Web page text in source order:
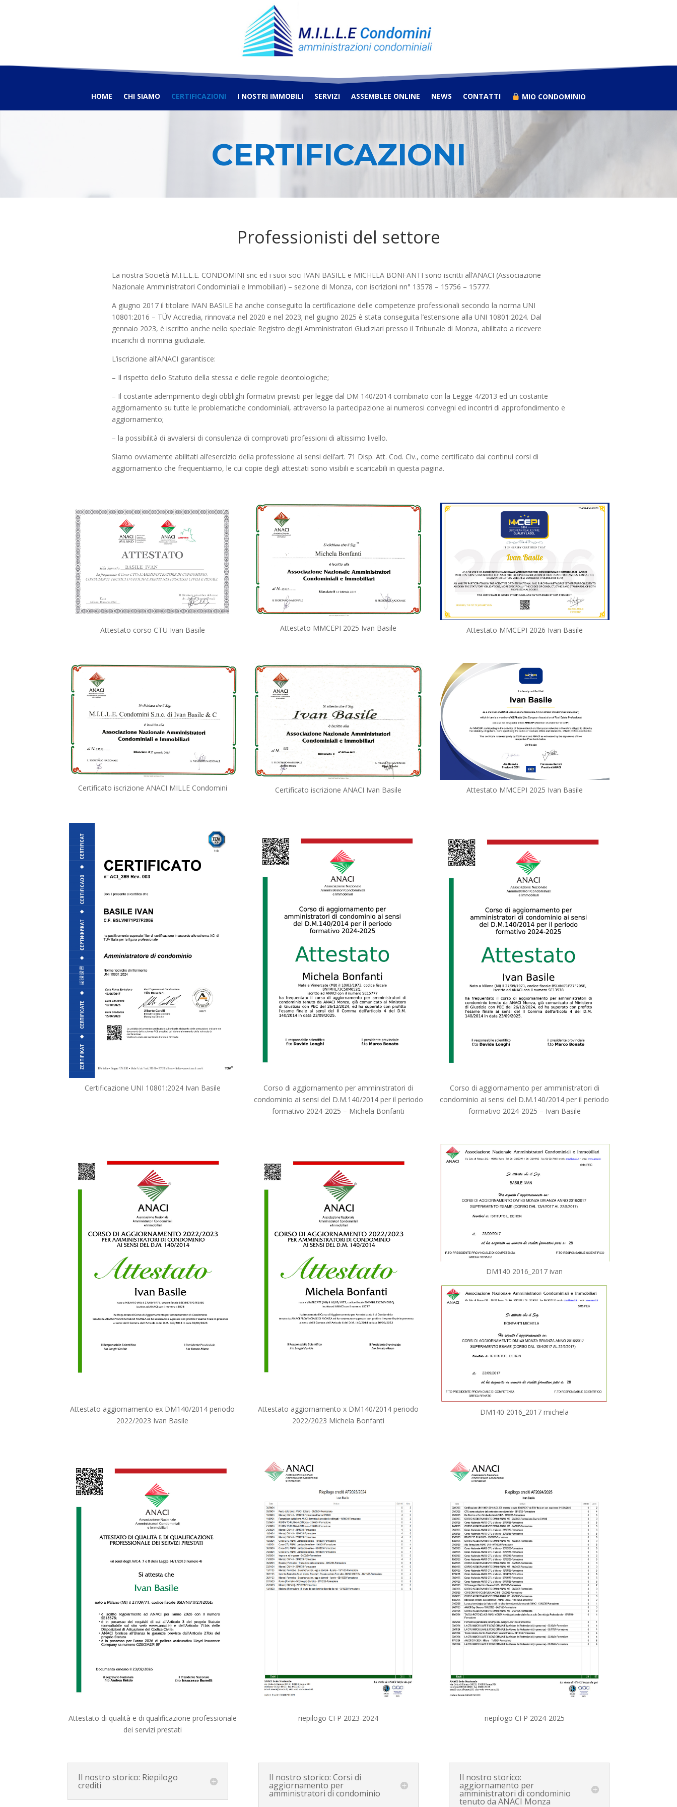
HOME CHI SIAMO CERTIFICAZIONI I NOSTRI IMMOBILI SERVIZI ASSEMBLEE ONLINE NEWS CONTATTI MIO CONDOMINIO
CERTIFICAZIONI
Professionisti del settore
La nostra Società M.I.L.L.E. CONDOMINI snc ed i suoi soci IVAN BASILE e MICHELA BONFANTI sono iscritti all’ANACI (Associazione
Nazionale Amministratori Condominiali e Immobiliari) – sezione di Monza, con iscrizioni nn° 13578 – 15756 – 15777.
A giugno 2017 il titolare IVAN BASILE ha anche conseguito la certificazione delle competenze professionali secondo la norma UNI
10801:2016 – TÜV Accredia, rinnovata nel 2020 e nel 2023; nel giugno 2025 è stata conseguita l’estensione alla UNI 10801:2024. Dal
gennaio 2023, è iscritto anche nello speciale Registro degli Amministratori Giudiziari presso il Tribunale di Monza, abilitato a ricevere
incarichi di nomina giudiziale.
L’iscrizione all’ANACI garantisce:
– Il rispetto dello Statuto della stessa e delle regole deontologiche;
– Il costante adempimento degli obblighi formativi previsti per legge dal DM 140/2014 combinato con la Legge 4/2013 ed un costante
aggiornamento su tutte le problematiche condominiali, attraverso la partecipazione ai numerosi convegni ed incontri di approfondimento e
aggiornamento;
– la possibilità di avvalersi di consulenza di comprovati professioni di altissimo livello.
Siamo ovviamente abilitati all’esercizio della professione ai sensi dell’art. 71 Disp. Att. Cod. Civ., come certificato dai continui corsi di
aggiornamento che frequentiamo, le cui copie degli attestati sono visibili e scaricabili in questa pagina.
Attestato corso CTU Ivan Basile Attestato MMCEPI 2025 Ivan Basile Attestato MMCEPI 2026 Ivan Basile
Certificato iscrizione ANACI MILLE Condomini Certificato iscrizione ANACI Ivan Basile Attestato MMCEPI 2025 Ivan Basile
Certificazione UNI 10801:2024 Ivan Basile
Corso di aggiornamento per amministratori di
condominio ai sensi del D.M.140/2014 per il periodo
formativo 2024-2025 – Michela Bonfanti
Corso di aggiornamento per amministratori di
condominio ai sensi del D.M.140/2014 per il periodo
formativo 2024-2025 – Ivan Basile
Attestato aggiornamento ex DM140/2014 periodo
2022/2023 Ivan Basile
Attestato aggiornamento x DM140/2014 periodo
2022/2023 Michela Bonfanti
DM140 2016_2017 ivan
DM140 2016_2017 michela
Attestato di qualità e di qualificazione professionale
dei servizi prestati
riepilogo CFP 2023-2024 riepilogo CFP 2024-2025
Il nostro storico: Riepilogo
crediti
Il nostro storico: Corsi di
aggiornamento per
amministratori di condominio
Il nostro storico:
aggiornamento per
amministratori di condominio
tenuto da ANACI Monza